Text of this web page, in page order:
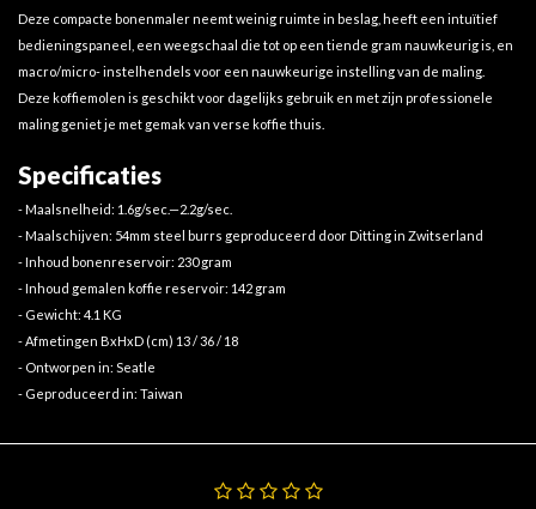
Deze compacte bonenmaler neemt weinig ruimte in beslag, heeft een intuïtief
bedieningspaneel, een weegschaal die tot op een tiende gram nauwkeurig is, en
macro/micro- instelhendels voor een nauwkeurige instelling van de maling.
Deze koffiemolen is geschikt voor dagelijks gebruik en met zijn professionele
maling geniet je met gemak van verse koffie thuis.
Specificaties
- Maalsnelheid: 1.6g/sec.—2.2g/sec.
- Maalschijven: 54mm steel burrs geproduceerd door Ditting in Zwitserland
- Inhoud bonenreservoir: 230 gram
- Inhoud gemalen koffie reservoir: 142 gram
- Gewicht: 4.1 KG
- Afmetingen BxHxD (cm) 13 / 36 / 18
- Ontworpen in: Seatle
- Geproduceerd in: Taiwan